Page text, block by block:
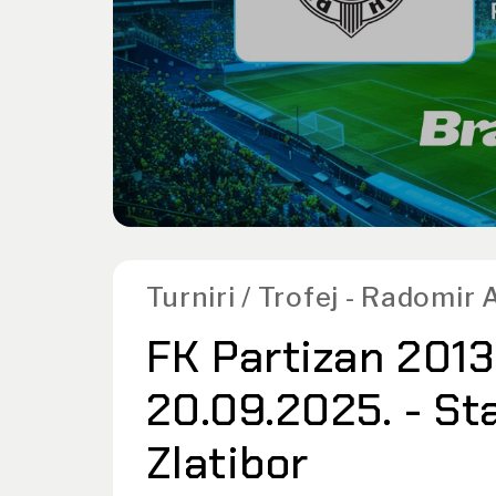
Turniri / Trofej - Radomir
FK Partizan
20.09.2025. -
Zlatibor